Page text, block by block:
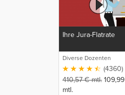
Ihre Jura-Flatrate
Diverse Dozenten
(4360)
410,57€mtl. 109,99
mtl.